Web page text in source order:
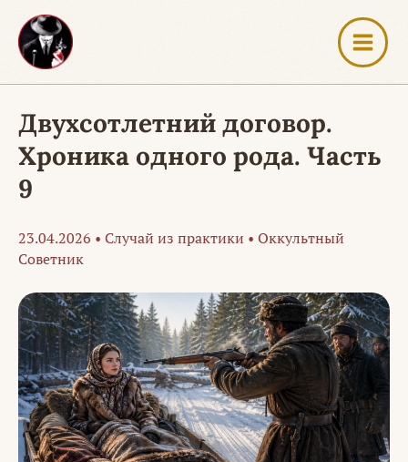
Перейти
содержимому
Двухсотлетний договор.
Хроника одного рода. Часть
9
23.04.2026 • Случай из практики • Оккультный
Советник